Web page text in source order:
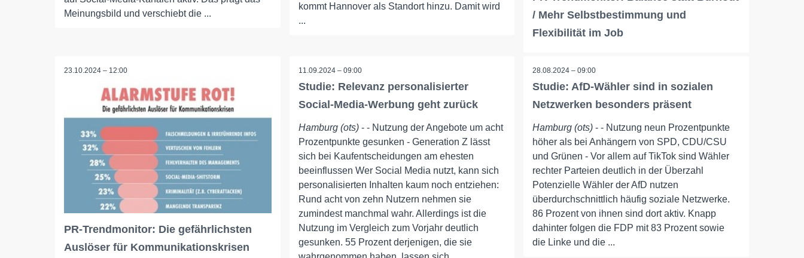
Meinungsbild und verschiebt die ...
kommt Hannover als Standort hinzu. Damit wird
...
/ Mehr Selbstbestimmung und
Flexibilität im Job
23.10.2024 – 12:00
PR-Trendmonitor: Die gefährlichsten
Auslöser für Kommunikationskrisen
11.09.2024 – 09:00
Studie: Relevanz personalisierter
Social-Media-Werbung geht zurück
Hamburg (ots)- - Nutzung der Angebote um acht
Prozentpunkte gesunken - Generation Z lässt
sich bei Kaufentscheidungen am ehesten
beeinflussen Wer Social Media nutzt, kann sich
personalisierten Inhalten kaum noch entziehen:
Rund acht von zehn Nutzern nehmen sie
zumindest manchmal wahr. Allerdings ist die
Nutzung im Vergleich zum Vorjahr deutlich
gesunken. 55 Prozent derjenigen, die sie
28.08.2024 – 09:00
Studie: AfD-Wähler sind in sozialen
Netzwerken besonders präsent
Hamburg (ots) - - Nutzung neun Prozentpunkte
höher als bei Anhängern von SPD, CDU/CSU
und Grünen - Vor allem auf TikTok sind Wähler
rechter Parteien deutlich in der Überzahl
Potenzielle Wähler der AfD nutzen
überdurchschnittlich häufig soziale Netzwerke.
86 Prozent von ihnen sind dort aktiv. Knapp
dahinter folgen die FDP mit 83 Prozent sowie
die Linke und die ...